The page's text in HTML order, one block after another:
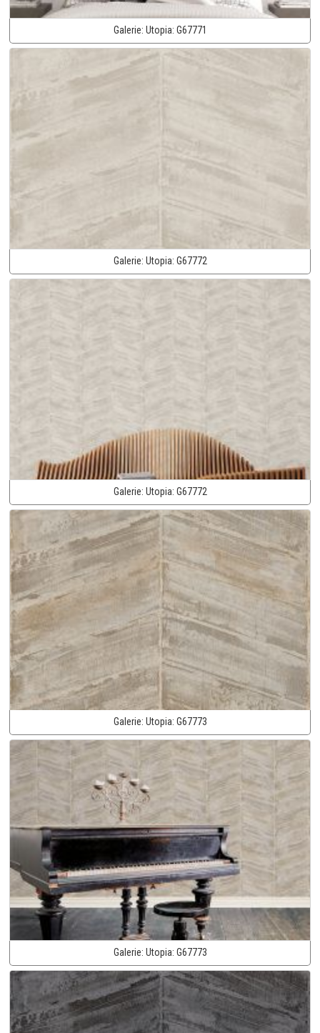
Galerie: Utopia: G67771
Galerie: Utopia: G67772
Galerie: Utopia: G67772
Galerie: Utopia: G67773
Galerie: Utopia: G67773